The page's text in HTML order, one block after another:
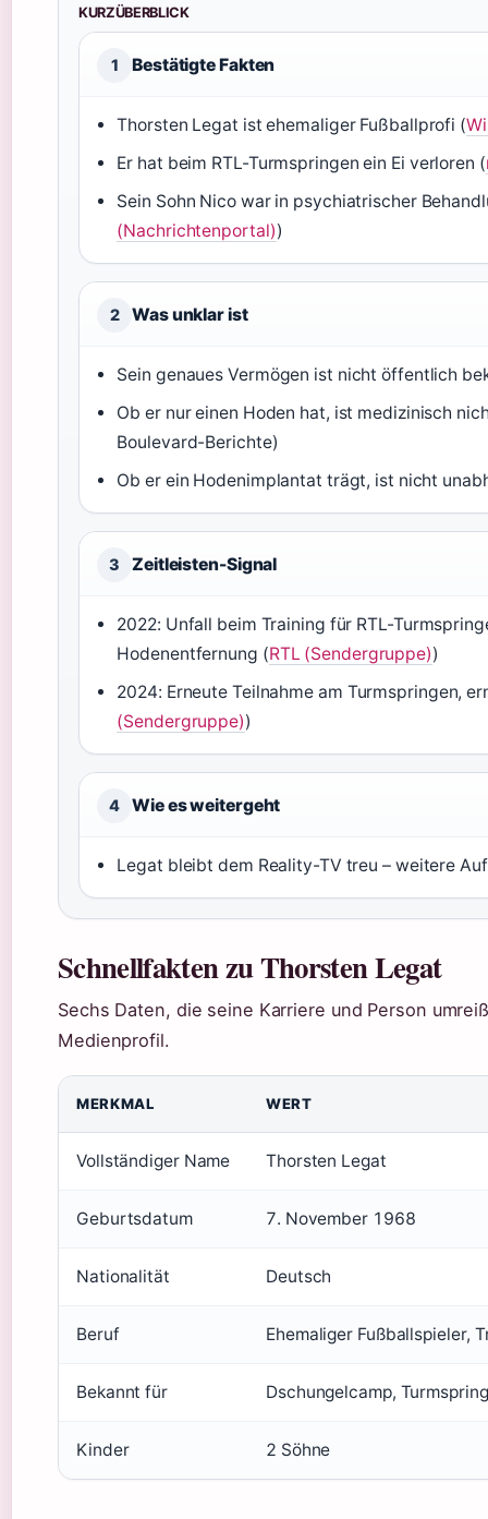
KURZÜBERBLICK
1 Bestätigte Fakten
Thorsten Legat ist ehemaliger Fußballprofi (
Er hat beim RTL-Turmspringen ein Ei verloren (
Sein Sohn Nico war in psychiatrischer
(Nachrichtenportal))
2 Was unklar ist
Sein genaues Vermögen ist nicht öffentlich
Ob er nur einen Hoden hat, ist medizinisch
Boulevard-Berichte)
Ob er ein Hodenimplantat trägt, ist nicht
3 Zeitleisten-Signal
2022: Unfall beim Training für RTL-
Hodenentfernung (RTL (Sendergruppe))
2024: Erneute Teilnahme am Turmspringen,
(Sendergruppe))
4 Wie es weitergeht
Legat bleibt dem Reality-TV treu – weitere
Schnellfakten zu Thorsten Legat
Sechs Daten, die seine Karriere und Person
Medienprofil.
MERKMAL WERT
Vollständiger Name Thorsten Legat
Geburtsdatum 7. November 1968
Nationalität Deutsch
Beruf Ehemaliger Fußballspieler,
Bekannt für Dschungelcamp,
Kinder 2 Söhne